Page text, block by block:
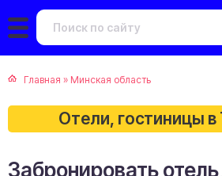
Главная » Минская область
Отели, гостиницы в
Забронировать